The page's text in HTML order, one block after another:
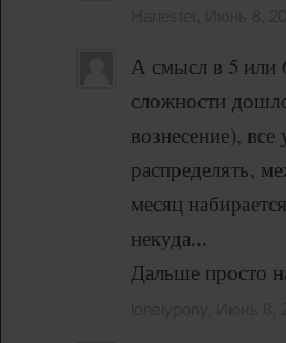
А смысл в 5 или
сложности
вознесение),
распределять,
месяц
некуда...
Дальше просто